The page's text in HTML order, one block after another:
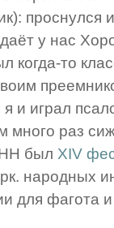
проснулся
у нас
когда-то
и играл
много раз
был XIV
народных
для фагота